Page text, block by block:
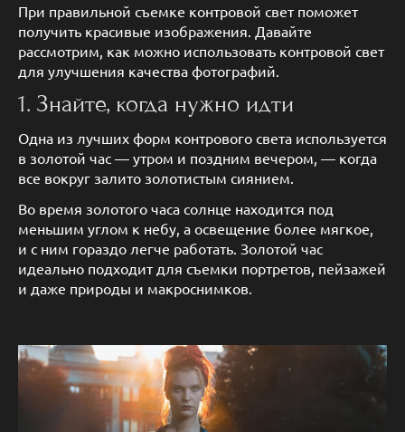
При правильной съемке контровой свет поможет
получить красивые изображения. Давайте
рассмотрим, как можно использовать контровой свет
для улучшения качества фотографий.
1. Знайте, когда нужно идти
Одна из лучших форм контрового света используется
в золотой час — утром и поздним вечером, — когда
все вокруг залито золотистым сиянием.
Во время золотого часа солнце находится под
меньшим углом к небу, а освещение более мягкое,
и с ним гораздо легче работать. Золотой час
идеально подходит для съемки портретов, пейзажей
и даже природы и макроснимков.